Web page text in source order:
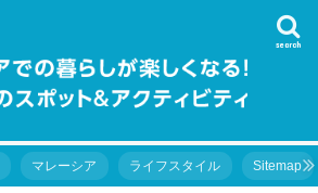
search
マレーシア ライフスタイル Sitemap